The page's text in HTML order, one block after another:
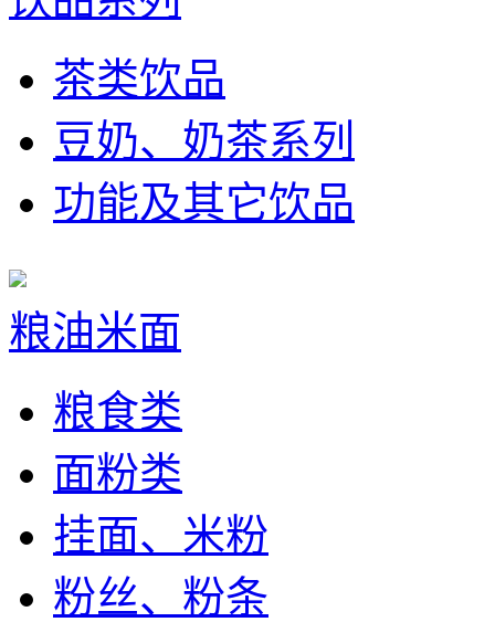
茶类饮品
豆奶、奶茶系列
功能及其它饮品
粮油米面
粮食类
面粉类
挂面、米粉
粉丝、粉条